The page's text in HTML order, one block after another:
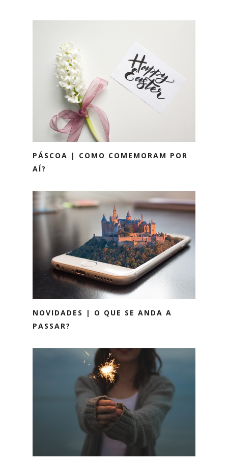
PÁSCOA | COMO COMEMORAM POR
AÍ?
NOVIDADES | O QUE SE ANDA A
PASSAR?